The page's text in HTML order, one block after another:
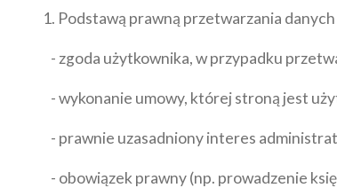
1. Podstawą prawną przetwarzania
- zgoda użytkownika, w przypadku
- wykonanie umowy, której stroną jest
- prawnie uzasadniony interes
- obowiązek prawny (np. prowadzenie